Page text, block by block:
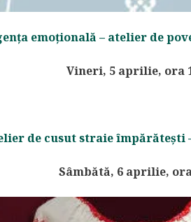
emoțională – atelier de
Vineri, 5 aprilie, ora
de cusut straie împărătești
Sâmbătă, 6 aprilie,